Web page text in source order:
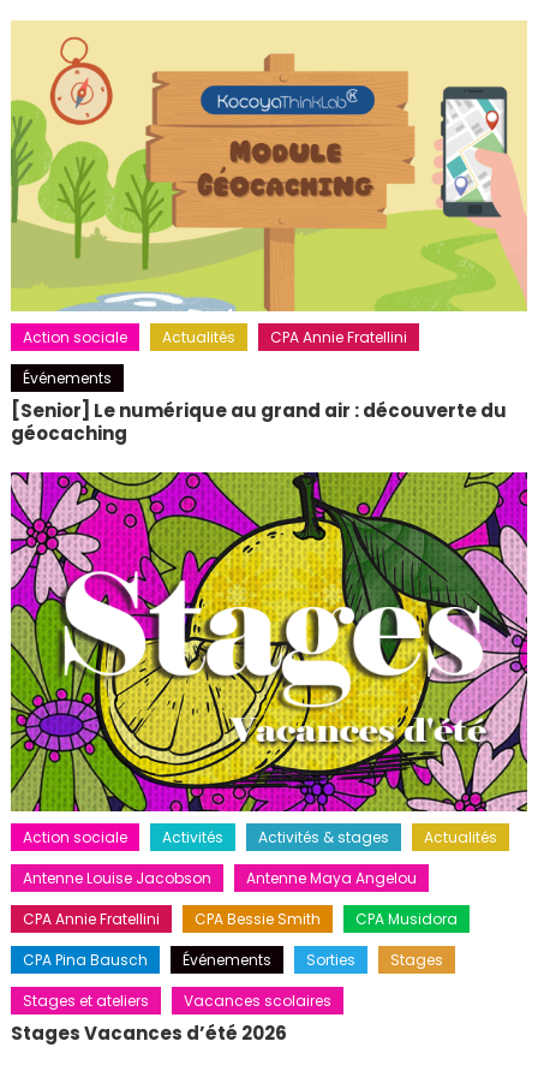
Action sociale Actualités
CPA Annie Fratellini
Événements
[Senior] Le numérique au grand air : découverte du
géocaching
Action sociale Activités Activités & stages
Actualités
Antenne Louise Jacobson
Antenne Maya Angelou
CPA Annie Fratellini
CPA Bessie Smith
CPA Musidora
CPA Pina Bausch
Événements Sorties
Stages
Stages et ateliers
Vacances scolaires
Stages Vacances d’été 2026